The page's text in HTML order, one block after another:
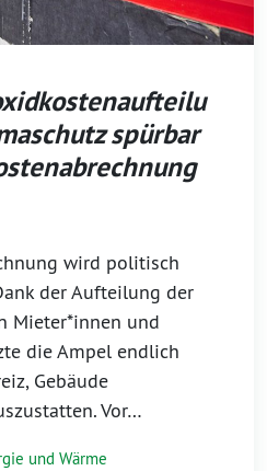
spürbar
wird politisch
der Aufteilung der
Mieter*innen und
die Ampel endlich
Gebäude
Vor…
und Wärme